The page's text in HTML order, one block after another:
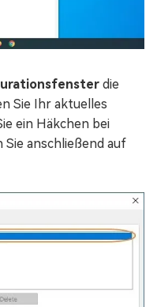
die
Sie Ihr aktuelles
ein Häkchen bei
Sie anschließend auf